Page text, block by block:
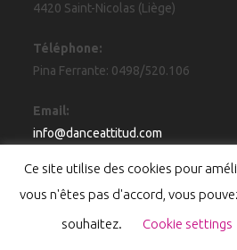
4420 Saint-Nicolas (Liège)
Téléphone:
Pina Ferrante: 0498/520.106
Email:
info@danceattitud.com
Ce site utilise des cookies pour
vous n'êtes pas d'accord, vous
souhaitez.
Cookie settings